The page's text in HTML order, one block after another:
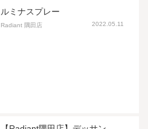
ルミナスプレー
Radiant 隅田店 2022.05.11